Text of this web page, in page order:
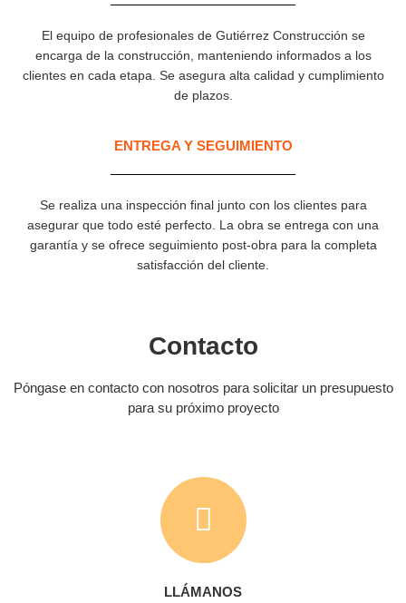
El equipo de profesionales de Gutiérrez Construcción se
encarga de la construcción, manteniendo informados a los
clientes en cada etapa. Se asegura alta calidad y cumplimiento
de plazos.
ENTREGA Y SEGUIMIENTO
Se realiza una inspección final junto con los clientes para
asegurar que todo esté perfecto. La obra se entrega con una
garantía y se ofrece seguimiento post-obra para la completa
satisfacción del cliente.
Contacto
Póngase en contacto con nosotros para solicitar un presupuesto
para su próximo proyecto
LLÁMANOS